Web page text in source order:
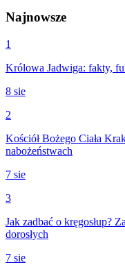
Najnowsze
1
Królowa Jadwiga: fakty,
8 sie
2
Kościół Bożego Ciała
nabożeństwach
7 sie
3
Jak zadbać o kręgosłup?
dorosłych
7 sie